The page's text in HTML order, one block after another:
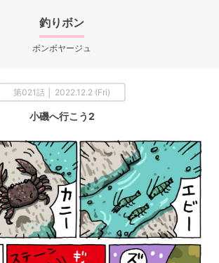
釣りボン
ボンボヤージュ
第021話 │ 2022.12.2 (Fri)
小磯へ行こう2